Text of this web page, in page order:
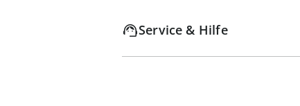
Service & Hilfe